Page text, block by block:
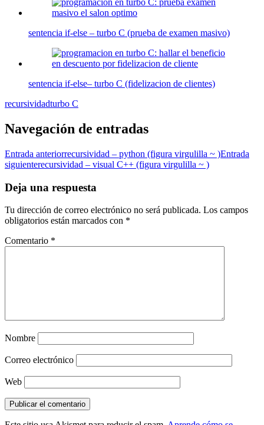
sentencia if-else – turbo C (prueba de examen masivo)
sentencia if-else– turbo C (fidelizacion de clientes)
recursividadturbo C
Navegación de entradas
Entrada anteriorrecursividad – python (figura virgulilla ~ )Entrada
siguienterecursividad – visual C++ (figura virgulilla ~ )
Deja una respuesta
Tu dirección de correo electrónico no será publicada. Los campos
obligatorios están marcados con *
Comentario *
Nombre
Correo electrónico
Web